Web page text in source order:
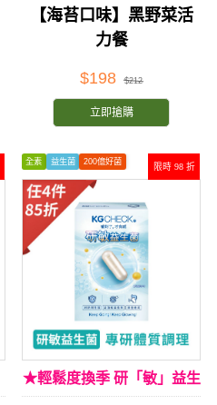
【海苔口味】黑野菜活
力餐
$198 $212
立即搶購
限時 98 折
全素 益生菌 200億好菌
★輕鬆度換季 研「敏」益生